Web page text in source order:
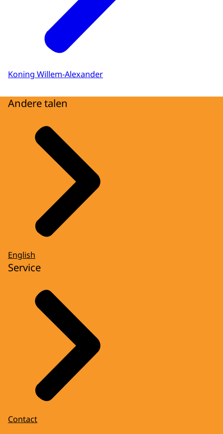
Koning Willem-Alexander
Andere talen
English
Service
Contact